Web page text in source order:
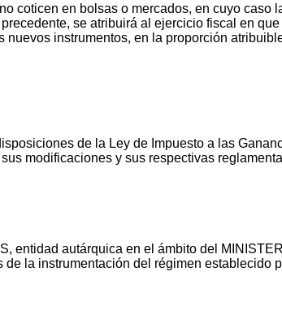
coticen en bolsas o mercados, en cuyo caso
se atribuirá al ejercicio fiscal en que
instrumentos, en la proporción
de la Ley de Impuesto a las
modificaciones y sus respectivas
entidad autárquica en el ámbito del
la instrumentación del régimen establecido